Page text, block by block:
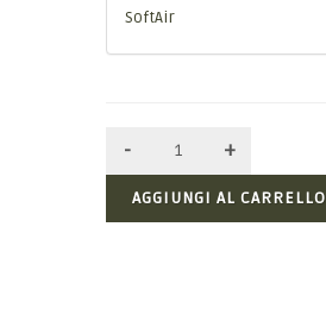
SoftAir
AGGIUNGI AL CARRELLO